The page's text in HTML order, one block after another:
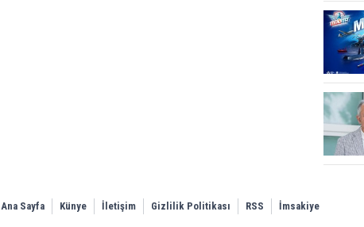
Ana Sayfa Künye İletişim Gizlilik Politikası RSS İmsakiye